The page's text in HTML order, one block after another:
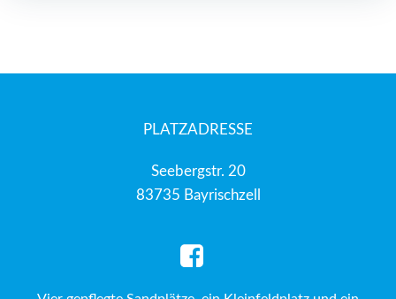
PLATZADRESSE
Seebergstr. 20
83735 Bayrischzell